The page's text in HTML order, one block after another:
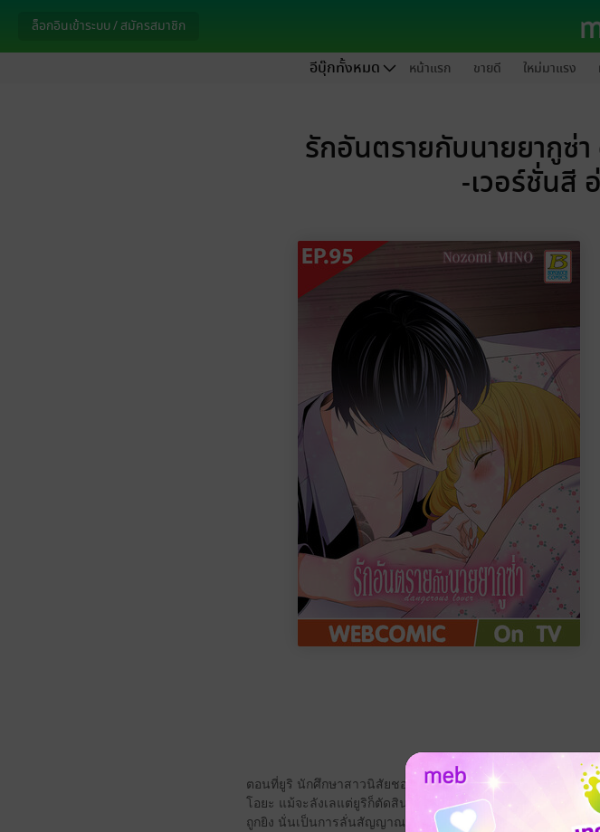
ล็อกอินเข้าระบบ / สมัครสมาชิก
อีบุ๊กทั้งหมด หน้าแรก ขายดี ใหม่มาแรง
รักอันตรายกับนายยากูซ่
-เวอร์ชั่นสี
ตอนที่ยูริ นักศึกษาสาวนิสัยชอบเอาชนะเกือบถูกจับกรอกยาผิดก
โอยะ แม้จะลังเลแต่ยูริก็ตัดสินใจไปเยือนที่แก๊ง รอยยิ้มของเขา
ถูกยิง นั่นเป็นการลั่นสัญญาณเตือนจากรักนี้หรือไร! การเรียกร้อ